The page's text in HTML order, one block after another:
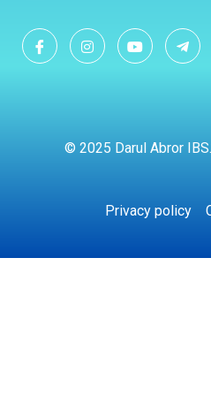
© 2025 Darul Abror
Privacy policy